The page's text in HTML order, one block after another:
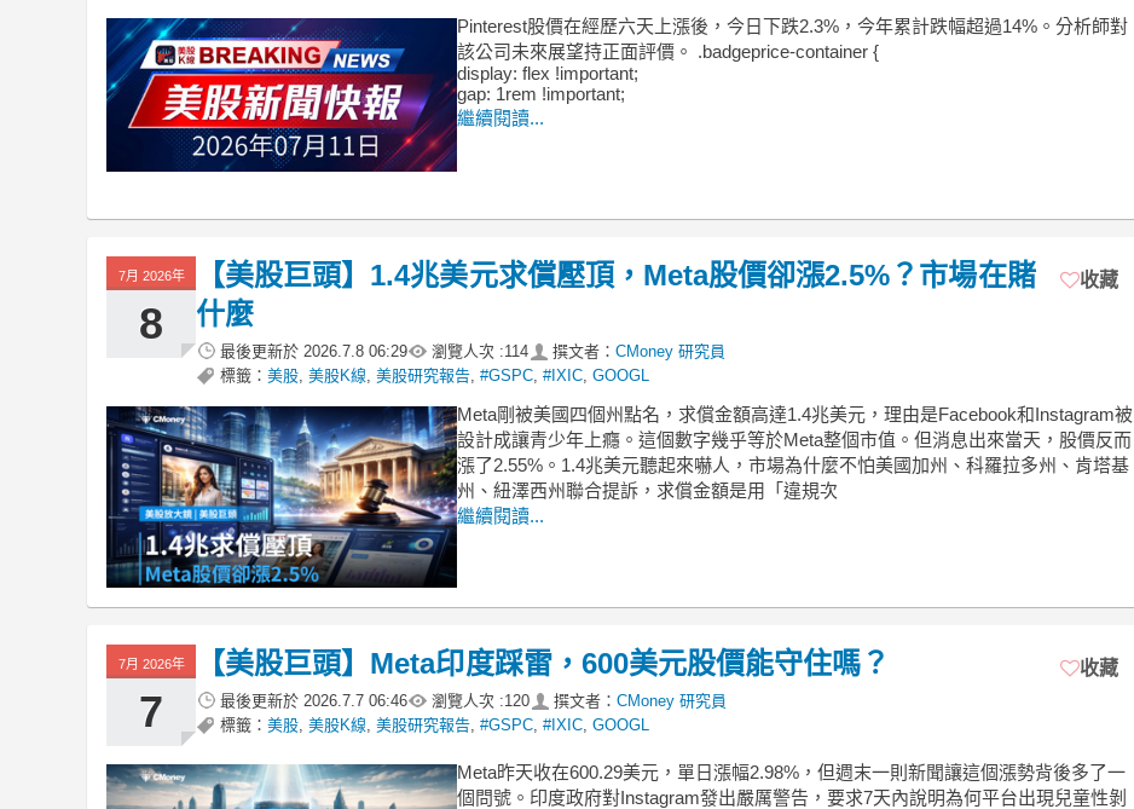
Pinterest股價在經歷六天上漲後，今日下跌2.3%，今年累計跌幅超過14%。分析師對
該公司未來展望持正面評價。 .badgeprice-container {
display: flex !important;
gap: 1rem !important;
繼續閱讀...
7月 2026年
8
【美股巨頭】1.4兆美元求償壓頂，Meta股價卻漲2.5%？市場在賭
什麼
最後更新於 2026.7.8 06:29 瀏覽人次 :114 撰文者： CMoney 研究員
標籤： 美股 美股K線 美股研究報告 #GSPC #IXIC GOOGL
收藏
Meta剛被美國四個州點名，求償金額高達1.4兆美元，理由是Facebook和Instagram被
設計成讓青少年上癮。這個數字幾乎等於Meta整個市值。但消息出來當天，股價反而
漲了2.55%。1.4兆美元聽起來嚇人，市場為什麼不怕美國加州、科羅拉多州、肯塔基
州、紐澤西州聯合提訴，求償金額是用「違規次
繼續閱讀...
7月 2026年
7
【美股巨頭】Meta印度踩雷，600美元股價能守住嗎？
最後更新於 2026.7.7 06:46 瀏覽人次 :120 撰文者： CMoney 研究員
標籤： 美股 美股K線 美股研究報告 #GSPC #IXIC GOOGL
收藏
Meta昨天收在600.29美元，單日漲幅2.98%，但週末一則新聞讓這個漲勢背後多了一
個問號。印度政府對Instagram發出嚴厲警告，要求7天內說明為何平台出現兒童性剝